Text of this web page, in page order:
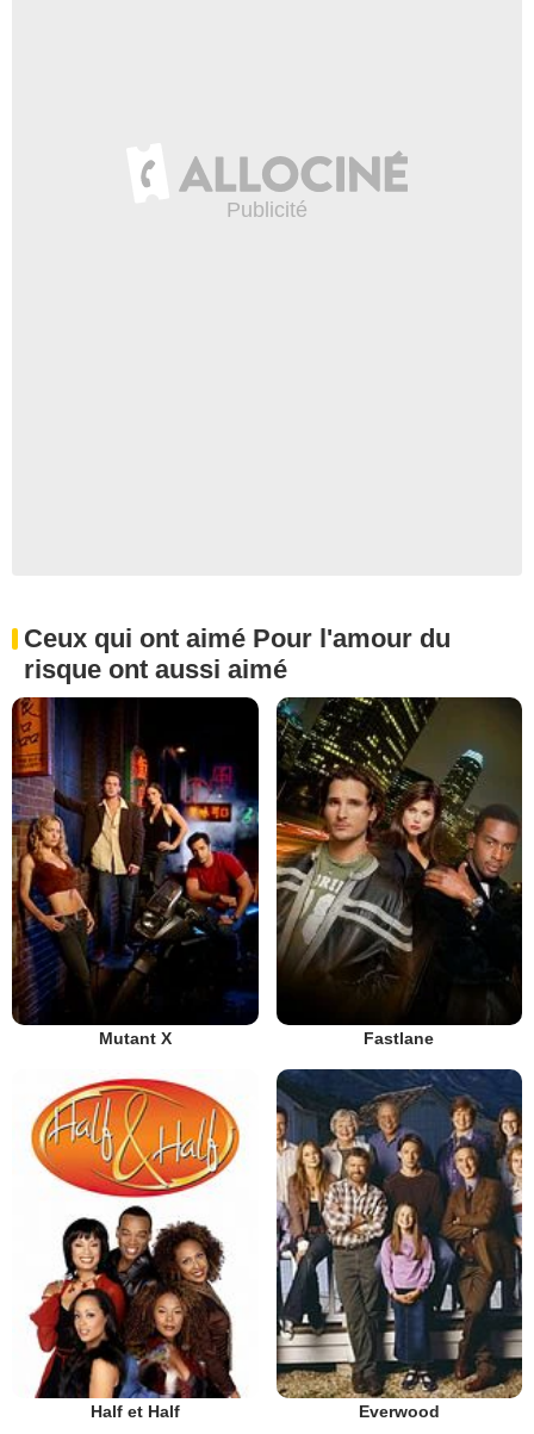
Ceux qui ont aimé Pour l'amour du
risque ont aussi aimé
Mutant X Fastlane
Half et Half Everwood